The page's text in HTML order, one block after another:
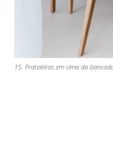
15. Prateleiras em cima da